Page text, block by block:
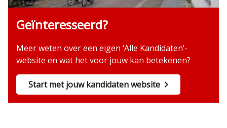
Geïnteresseerd?
Meer weten over een eigen ‘Alle Kandidaten’-
website en wat het voor jouw kan betekenen?
Start met jouw kandidaten website